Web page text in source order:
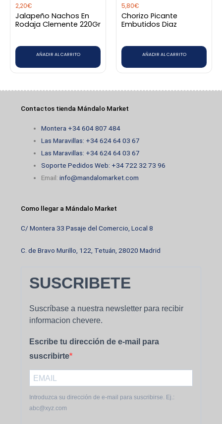
2,20€
Jalapeño Nachos En
Rodaja Clemente 220Gr
AÑADIR AL CARRITO
5,80€
Chorizo Picante
Embutidos Diaz
AÑADIR AL CARRITO
Contactos tienda Mándalo Market
Montera +34 604 807 484
Las Maravillas: +34 624 64 03 67
Las Maravillas: +34 624 64 03 67
Soporte Pedidos Web: +34 722 32 73 96
Email:info@mandalomarket.com
Como llegar a Mándalo Market
C/ Montera 33 Pasaje del Comercio, Local 8
C. de Bravo Murillo, 122, Tetuán, 28020 Madrid
SUSCRIBETE
Suscríbase a nuestra newsletter para recibir
informacion chevere.
Escribe tu dirección de e-mail para
suscribirte
Introduzca su dirección de e-mail para suscribirse. Ej.:
abc@xyz.com